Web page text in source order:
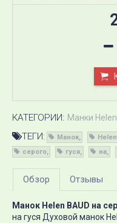
КАТЕГОРИИ: Манки
ТЕГИ: Манок Helen
серого
гуся на
Обзор Отзывы
Манок Helen BAUD на
на гуся Духовой манок